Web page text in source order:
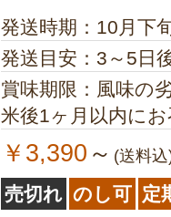
発送時期：10月下
発送目安：3～5日
賞味期限：風味の
米後1ヶ月以内に
￥3,390 ～ (送料
売切れ のし可 定